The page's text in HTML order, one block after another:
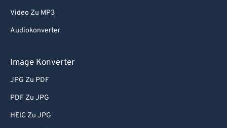
Video Zu MP3
Audiokonverter
Image Konverter
JPG Zu PDF
PDF Zu JPG
HEIC Zu JPG